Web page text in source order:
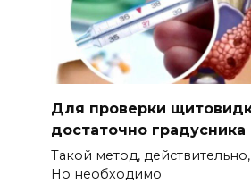
Для проверки
достаточно градусника
Такой метод,
Но необходимо